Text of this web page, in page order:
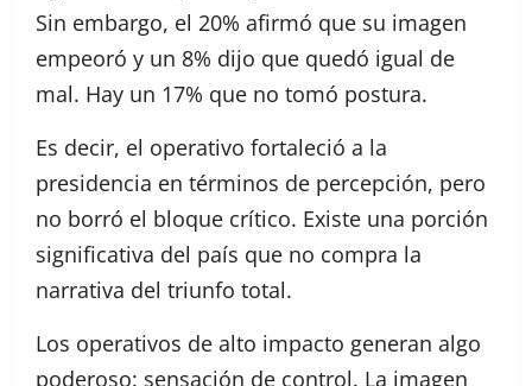
Sin embargo, el 20% afirmó que su imagen
empeoró y un 8% dijo que quedó igual de
mal. Hay un 17% que no tomó postura.
Es decir, el operativo fortaleció a la
presidencia en términos de percepción, pero
no borró el bloque crítico. Existe una porción
significativa del país que no compra la
narrativa del triunfo total.
Los operativos de alto impacto generan algo
poderoso: sensación de control. La imagen